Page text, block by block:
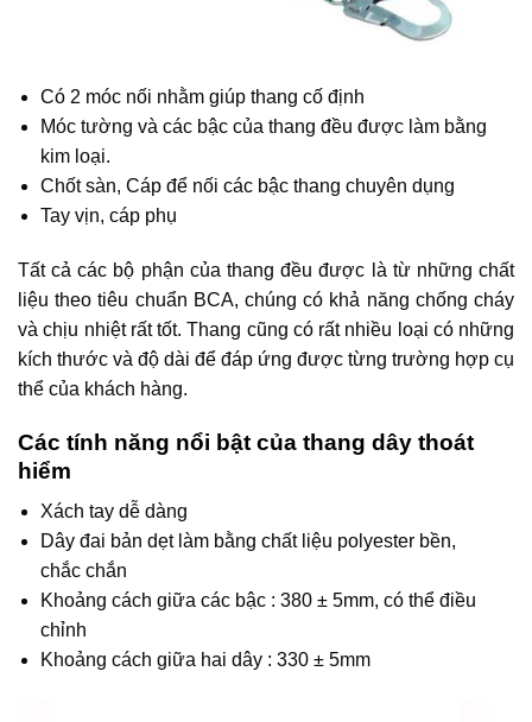
Có 2 móc nối nhằm giúp thang cố định
Móc tường và các bậc của thang đều được làm bằng
kim loại.
Chốt sàn, Cáp để nối các bậc thang chuyên dụng
Tay vịn, cáp phụ
Tất cả các bộ phận của thang đều được là từ những chất
liệu theo tiêu chuẩn BCA, chúng có khả năng chống cháy
và chịu nhiệt rất tốt. Thang cũng có rất nhiều loại có những
kích thước và độ dài để đáp ứng được từng trường hợp cụ
thể của khách hàng.
Các tính năng nổi bật của thang dây thoát
hiểm
Xách tay dễ dàng
Dây đai bản dẹt làm bằng chất liệu polyester bền,
chắc chắn
Khoảng cách giữa các bậc : 380 ± 5mm, có thể điều
chỉnh
Khoảng cách giữa hai dây : 330 ± 5mm